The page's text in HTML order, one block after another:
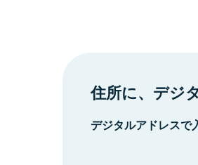
住所に、デジ
デジタルアドレスで